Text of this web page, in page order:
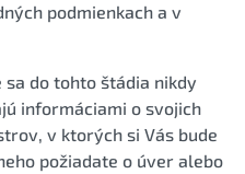
podmienkach a v
do tohto štádia nikdy
informáciami o svojich
v ktorých si Vás bude
požiadate o úver alebo